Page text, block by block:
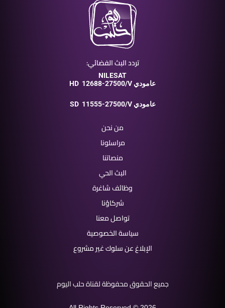
تردد البث الفضائي:
NILESAT
HD
12688-27500/V عامودي
SD 11555-27500/V عامودي
من نحن
مراسلونا
منصاتنا
البث الحي
وظائف شاغرة
شركاؤنا
تواصل معنا
سياسة الخصوصية
الإبلاغ عن سلوك غير مشروع
جميع الحقوق محفوظة لقناة حلب اليوم